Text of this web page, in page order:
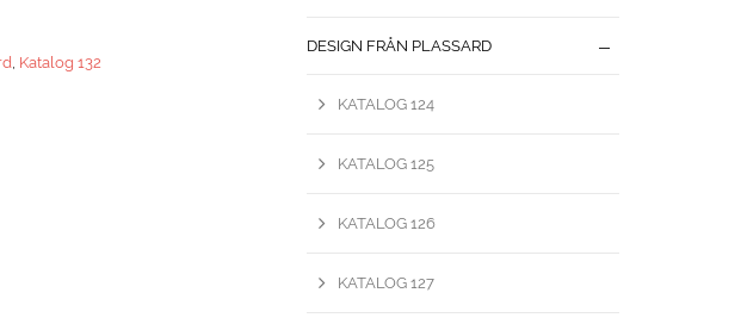
, Katalog 132
DESIGN FRÅN PLASSARD
KATALOG 124
KATALOG 125
KATALOG 126
KATALOG 127